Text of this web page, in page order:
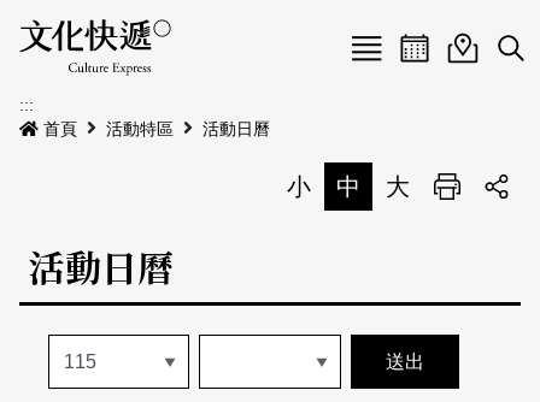
Menu
最新公告
本期專題
歷史專題
活動特區
活動列表
關於我們
活動日曆活動地圖
展
:::
首頁
活動特區 活動日曆
小 中 大 列印
活動日曆